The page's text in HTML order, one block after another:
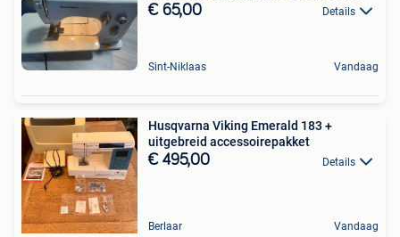
€ 65,00 Details
Sint-Niklaas Vandaag
Husqvarna Viking Emerald 183 +
uitgebreid accessoirepakket
€ 495,00 Details
Berlaar Vandaag